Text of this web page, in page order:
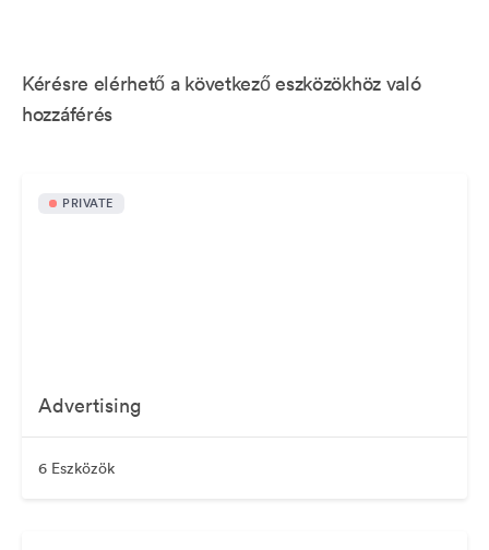
Kérésre elérhető a következő eszközökhöz való
hozzáférés
PRIVATE
Advertising
6 Eszközök